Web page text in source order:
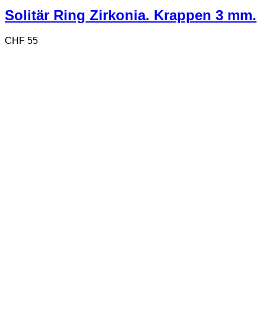
Varianten
auf.
Optionen
Solitär Ring Zirkonia. Krappen 3 mm.
CHF 55